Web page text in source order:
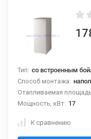
Тип: со встроенным
Способ монтажа:
Отапливаемая
Мощность, кВт: 17
К сравнению